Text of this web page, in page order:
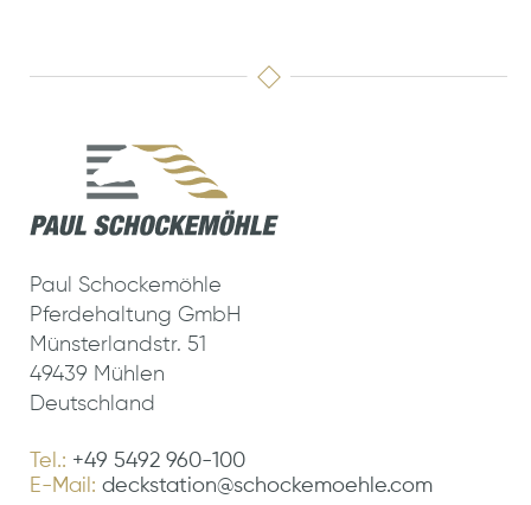
Paul Schockemöhle
Pferdehaltung GmbH
Münsterlandstr. 51
49439 Mühlen
Deutschland
Tel.: +49 5492 960-100
E-Mail: deckstation@schockemoehle.com